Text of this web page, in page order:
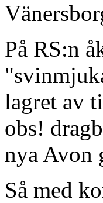
På RS:n
lagret av
obs!
nya Avon
Så med